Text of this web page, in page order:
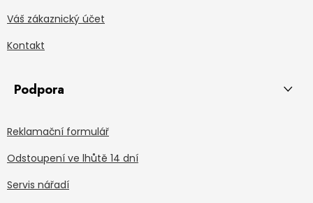
Váš zákaznický účet
Kontakt
Podpora
Reklamační formulář
Odstoupení ve lhůtě 14 dní
Servis nářadí